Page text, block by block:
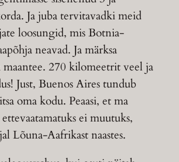
Ja juba tervitavadki meid
loosungid, mis Botnia-
neavad. Ja märksa
maantee. 270 kilomeetrit veel ja
Just, Buenos Aires tundub
oma kodu. Peaasi, et ma
ettevaatamatuks ei muutuks,
Lõuna-Aafrikast naastes.